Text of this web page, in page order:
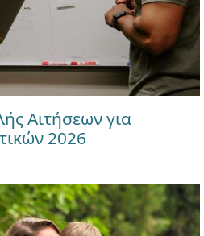
Αιτήσεων για
2026